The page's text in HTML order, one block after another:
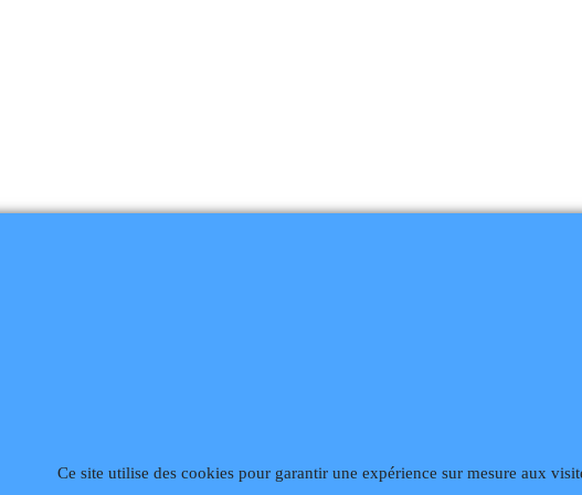
02 99 868 868 Fax 02 99 868 869Contact mailSite hébergé par Infomaniak
Ce site utilise des cookies pour garantir une expérience sur mesure aux